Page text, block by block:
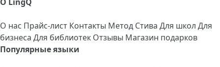
О LingQ
О нас Прайс-лист Контакты Метод Стива Для школ Для
бизнеса Для библиотек Отзывы Магазин подарков
Популярные языки